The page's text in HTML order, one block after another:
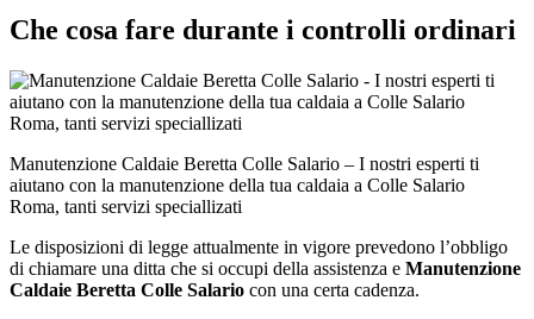
Che cosa fare durante i controlli ordinari
Manutenzione Caldaie Beretta Colle Salario – I nostri esperti ti
aiutano con la manutenzione della tua caldaia a Colle Salario
Roma, tanti servizi speciallizati
Le disposizioni di legge attualmente in vigore prevedono l’obbligo
di chiamare una ditta che si occupi della assistenza e Manutenzione
Caldaie Beretta Colle Salario con una certa cadenza.